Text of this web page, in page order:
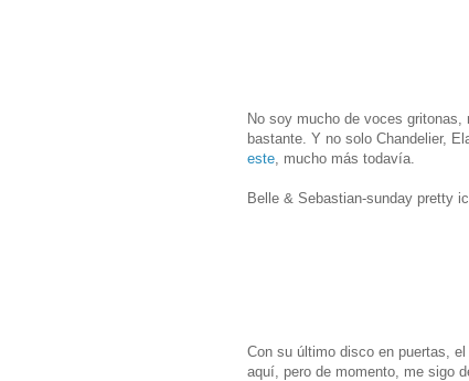
No soy mucho de voces
bastante. Y no solo Chandelier,
este , mucho más todavía.
Belle & Sebastian-sunday pretty
Con su último disco en puertas,
aquí, pero de momento, me sigo